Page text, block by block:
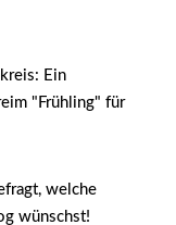
Ein
"Frühling" für
welche
wünschst!